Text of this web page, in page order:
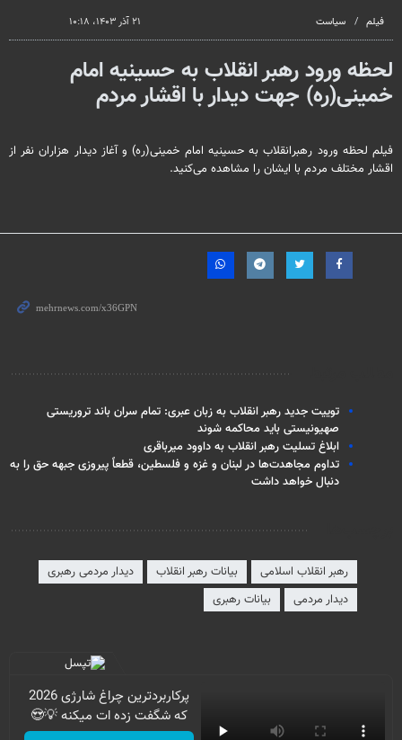
فیلم سیاست ۲۱ آذر ۱۴۰۳، ۱۰:۱۸
لحظه ورود رهبر انقلاب به حسینیه امام
خمینی(ره) جهت دیدار با اقشار مردم
فیلم لحظه ورود رهبرانقلاب به حسینیه امام خمینی(ره) و آغاز دیدار هزاران نفر از
اقشار مختلف مردم با ایشان را مشاهده می‌کنید.
توییت جدید رهبر انقلاب به زبان عبری: تمام سران باند تروریستی
صهیونیستی باید محاکمه شوند
ابلاغ تسلیت رهبر انقلاب به داوود میرباقری
تداوم مجاهدت‌ها در لبنان و غزه و فلسطین، قطعاً پیروزی جبهه حق را به
دنبال خواهد داشت
رهبر انقلاب اسلامی بیانات رهبر انقلاب
دیدار مردمی رهبری
دیدار مردمی
بیانات رهبری
پرکاربردترین چراغ شارژی 2026
که شگفت زده ات میکنه 💡😍